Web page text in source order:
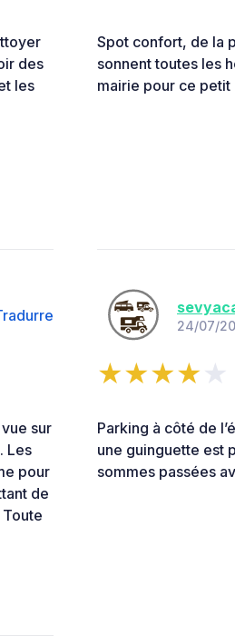
des
les
Spot confort, de la
sonnent toutes les
mairie pour ce
sur
Les
pour
de
24/07/
Parking à côté de
une guinguette est
sommes passées